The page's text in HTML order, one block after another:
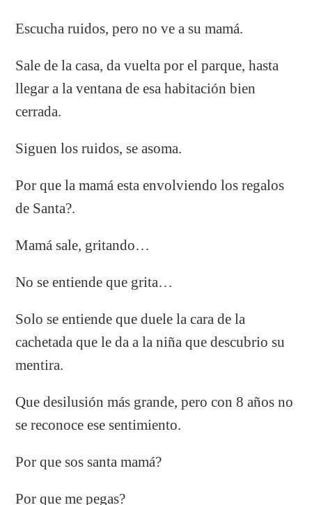
Escucha ruidos, pero no ve a su mamá.
Sale de la casa, da vuelta por el parque, hasta
llegar a la ventana de esa habitación bien
cerrada.
Siguen los ruidos, se asoma.
Por que la mamá esta envolviendo los regalos
de Santa?.
Mamá sale, gritando…
No se entiende que grita…
Solo se entiende que duele la cara de la
cachetada que le da a la niña que descubrio su
mentira.
Que desilusión más grande, pero con 8 años no
se reconoce ese sentimiento.
Por que sos santa mamá?
Por que me pegas?